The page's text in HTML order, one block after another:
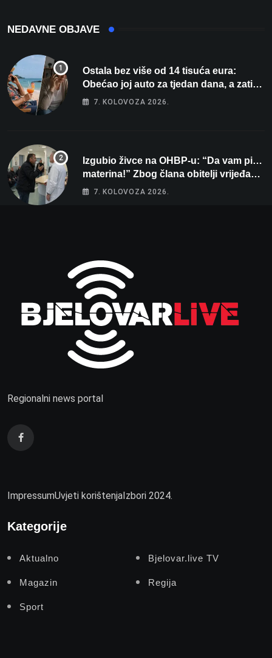
NEDAVNE OBJAVE
Ostala bez više od 14 tisuća eura:
Obećao joj auto za tjedan dana, a zatim
izmišljao opravdanja
7. KOLOVOZA 2026.
Izgubio živce na OHBP-u: “Da vam pi…
materina!” Zbog člana obitelji vrijeđao i
vikao na djelatnike
7. KOLOVOZA 2026.
Regionalni news portal
ImpressumUvjeti korištenjaIzbori 2024.
Kategorije
Aktualno Bjelovar.live TV
Magazin Regija
Sport